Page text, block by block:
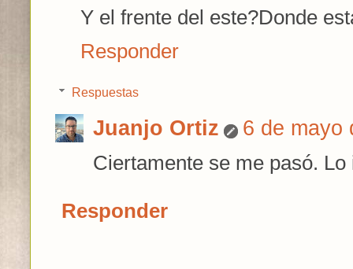
Y el frente del este?Donde
Responder
Respuestas
Juanjo Ortiz 6 de mayo
Ciertamente se me pasó. Lo
Responder